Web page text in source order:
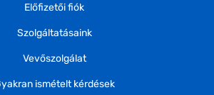
Előfizetői fiók
Szolgáltatásaink
Vevőszolgálat
ismételt kérdések